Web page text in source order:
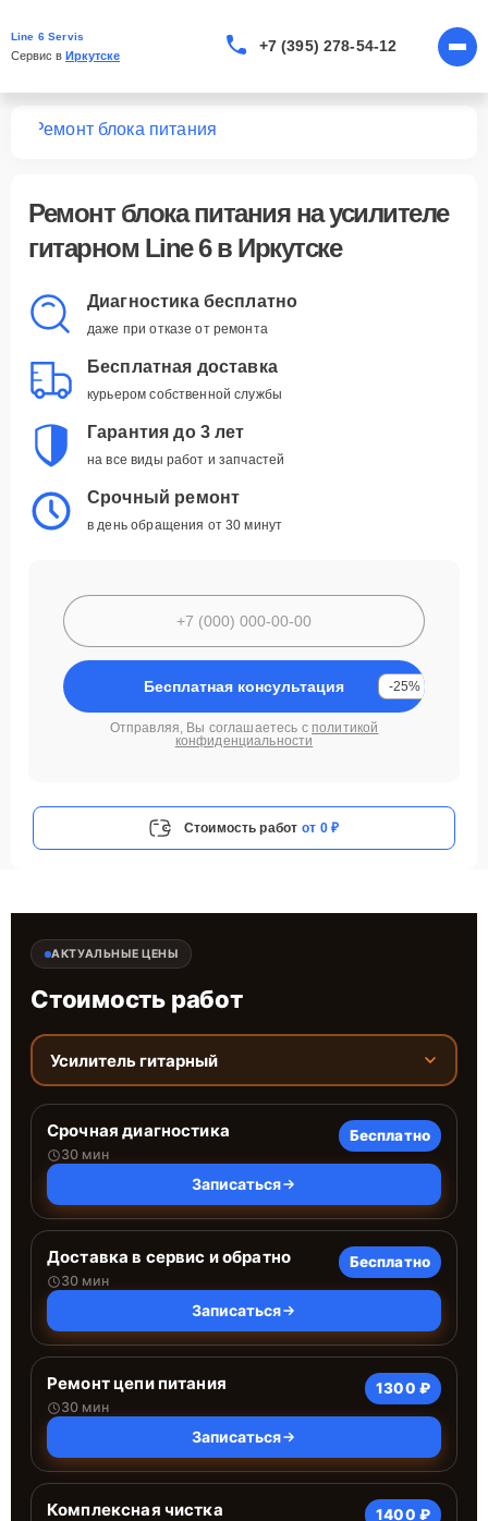
Line 6 Servis
Сервис в Иркутске
+7 (395) 278-54-12
Ремонт блока питания
Ремонт блока питанияна усилителе
гитарном Line 6 в Иркутске
Диагностика бесплатно
даже при отказе от ремонта
Бесплатная доставка
курьером собственной службы
Гарантия до 3 лет
на все виды работ и запчастей
Срочный ремонт
в день обращения от 30 минут
Бесплатная консультация -25%
Отправляя, Вы соглашаетесь с политикой
конфиденциальности
Стоимость работ от 0 ₽
АКТУАЛЬНЫЕ ЦЕНЫ
Стоимость работ
Усилитель гитарный
Срочная диагностика
30 мин
Бесплатно
Записаться
Доставка в сервис и обратно
30 мин
Бесплатно
Записаться
Ремонт цепи питания
30 мин
1300 ₽
Записаться
Комплексная чистка 1400 ₽